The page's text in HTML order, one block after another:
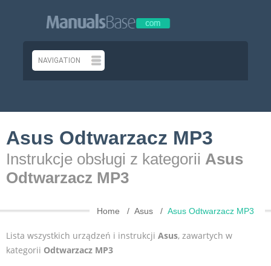
Asus Odtwarzacz MP3
Instrukcje obsługi z kategorii Asus
Odtwarzacz MP3
Home Asus Asus Odtwarzacz MP3
Lista wszystkich urządzeń i instrukcji Asus, zawartych w
kategorii Odtwarzacz MP3